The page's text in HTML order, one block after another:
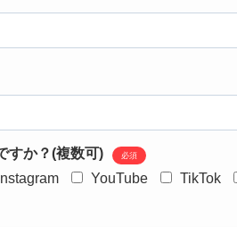
すか？(複数可) 必須
YouTube TikTok